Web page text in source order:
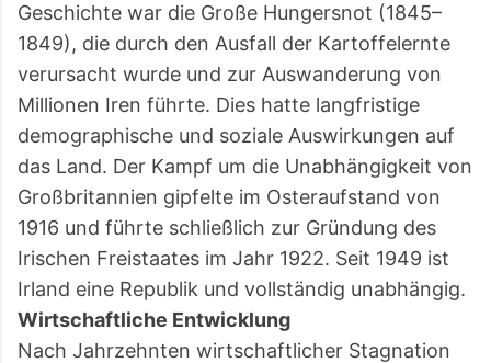
Geschichte war die Große Hungersnot (1845–
1849), die durch den Ausfall der Kartoffelernte
verursacht wurde und zur Auswanderung von
Millionen Iren führte. Dies hatte langfristige
demographische und soziale Auswirkungen auf
das Land. Der Kampf um die Unabhängigkeit von
Großbritannien gipfelte im Osteraufstand von
1916 und führte schließlich zur Gründung des
Irischen Freistaates im Jahr 1922. Seit 1949 ist
Irland eine Republik und vollständig unabhängig.
Wirtschaftliche Entwicklung
Nach Jahrzehnten wirtschaftlicher Stagnation